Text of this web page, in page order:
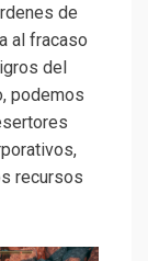
de
al fracaso
del
podemos
recursos